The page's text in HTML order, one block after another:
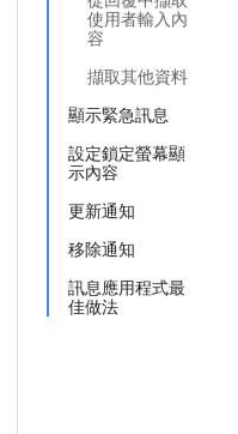
使用者輸入內
容
擷取其他資料
顯示緊急訊息
設定鎖定螢幕顯
示內容
更新通知
移除通知
訊息應用程式最
佳做法